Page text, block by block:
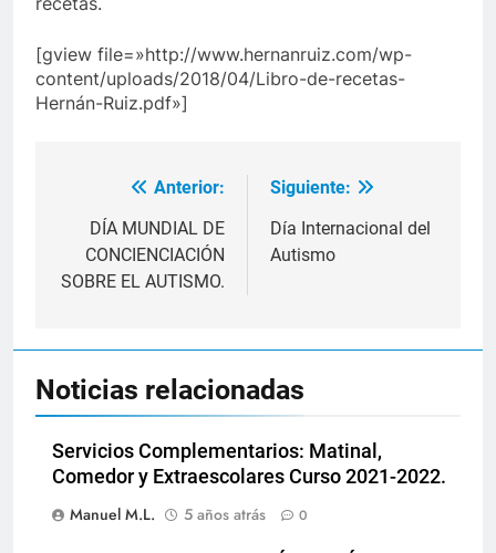
[gview file=»http://www.hernanruiz.com/wp-
content/uploads/2018/04/Libro-de-recetas-
Hernán-Ruiz.pdf»]
Navegación
entradas
Anterior:
DÍA MUNDIAL DE
CONCIENCIACIÓN
SOBRE EL AUTISMO.
Siguiente:
Día Internacional del
Autismo
Noticias relacionadas
Servicios Complementarios: Matinal,
Comedor y Extraescolares Curso 2021-2022.
Manuel M.L.
5 años atrás 0